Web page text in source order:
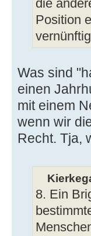
die
Position
Was sind
einen
mit einem
wenn wir
Recht. Tja,
8. Ein